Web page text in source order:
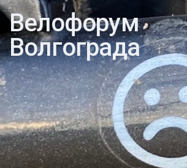
Велофорум
Волгограда